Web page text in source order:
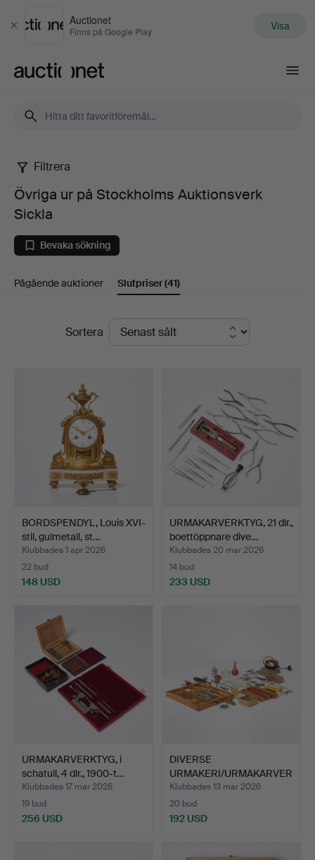
Stäng
Auctionet
Finns på Google Play Visa
Övriga
ur
på
Stockholms
Filtrera
Övriga ur på Stockholms Auktionsverk
Sickla
Bevaka sökning
Pågående auktioner Slutpriser(41)
SlutpriserSortera
BORDSPENDYL, Louis XVI-
stil, gulmetall, st…
Klubbades 1 apr 2026
22 bud
148 USD
URMAKARVERKTYG, 21 dlr.,
boettöppnare dive…
Klubbades 20 mar 2026
14 bud
233 USD
URMAKARVERKTYG, i
schatull, 4 dlr., 1900-t…
Klubbades 17 mar 2026
19 bud
256 USD
DIVERSE
URMAKERI/URMAKARVER
KTYG, ca 100 dl…
Klubbades 13 mar 2026
20 bud
192 USD